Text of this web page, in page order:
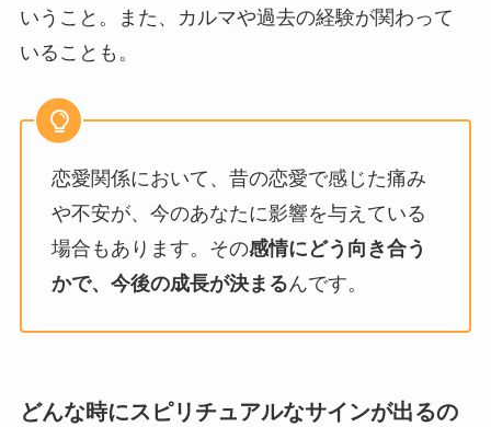
いうこと。また、カルマや過去の経験が関わって
いることも。
恋愛関係において、昔の恋愛で感じた痛み
や不安が、今のあなたに影響を与えている
場合もあります。その感情にどう向き合う
かで、今後の成長が決まるんです。
どんな時にスピリチュアルなサインが出るの